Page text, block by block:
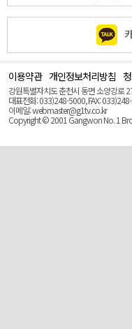
이용약관 개인정보처리방침
강원특별자치도 춘천시 동면 소양강로
대표전화: 033)248-5000, FAX:
이메일: webmaster@g1tv.co.kr
Copyright © 2001 Gangwon No. 1